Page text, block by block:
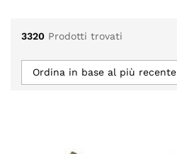
3320 Prodotti trovati
Ordina in base al più recente